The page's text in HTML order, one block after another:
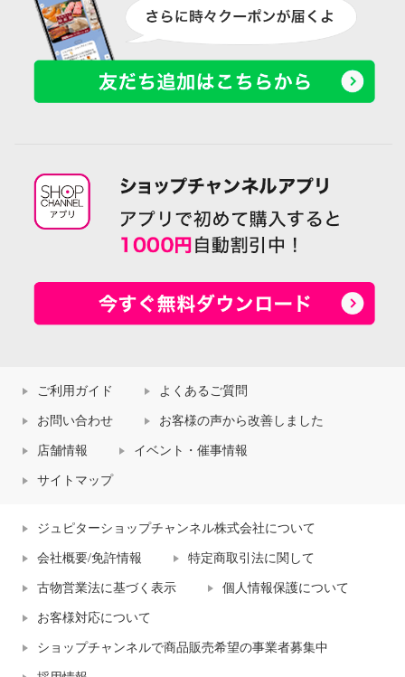
ご利用ガイド よくあるご質問
お問い合わせ お客様の声から改善しました
店舗情報 イベント・催事情報
サイトマップ
ジュピターショップチャンネル株式会社について
会社概要/免許情報 特定商取引法に関して
古物営業法に基づく表示 個人情報保護について
お客様対応について
ショップチャンネルで商品販売希望の事業者募集中